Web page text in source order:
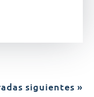
siguientes »